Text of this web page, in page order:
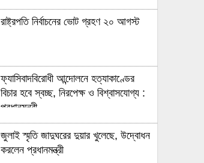
রাষ্ট্রপতি নির্বাচনের ভোট গ্রহণ ২০ আগস্ট
ফ্যাসিবাদবিরোধী আন্দোলনে হত্যাকাণ্ডের
বিচার হবে স্বচ্ছ, নিরপেক্ষ ও বিশ্বাসযোগ্য :
প্রধানমন্ত্রী
জুলাই স্মৃতি জাদুঘরের দুয়ার খুলেছে, উদ্বোধন
করলেন প্রধানমন্ত্রী